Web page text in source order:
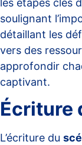
les étapes clés
soulignant
détaillant les
vers des
approfondir
captivant.
Écriture
L’écriture du